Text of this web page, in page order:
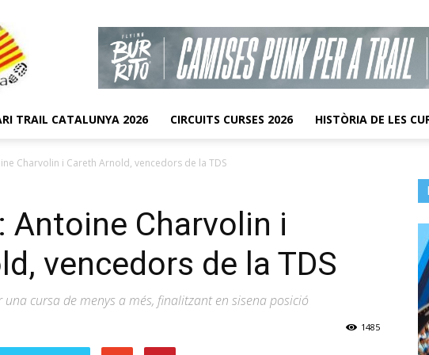
TRAIL CATALUNYA 2026 CIRCUITS CURSES 2026 HISTÒRIA DE LES
Charvolin i Careth Arnold, vencedors de la TDS
Antoine Charvolin i
vencedors de la TDS
cursa de menys a més, finalitzant en sisena posició
1485